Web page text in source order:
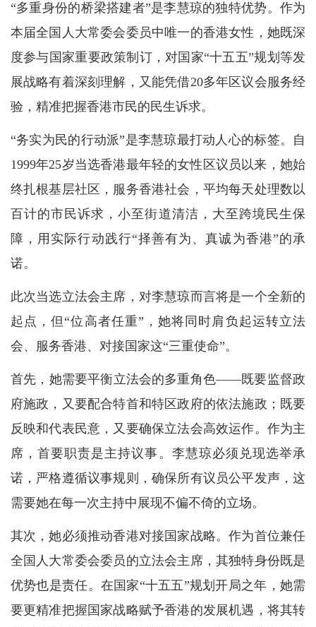
“多重身份的桥梁搭建者”是李慧琼的独特优势。作为
本届全国人大常委会委员中唯一的香港女性，她既深
度参与国家重要政策制订，对国家“十五五”规划等发
展战略有着深刻理解，又能凭借20多年区议会服务经
验，精准把握香港市民的民生诉求。
“务实为民的行动派”是李慧琼最打动人心的标签。自
1999年25岁当选香港最年轻的女性区议员以来，她始
终扎根基层社区，服务香港社会，平均每天处理数以
百计的市民诉求，小至街道清洁，大至跨境民生保
障，用实际行动践行“择善有为、真诚为香港”的承
诺。
此次当选立法会主席，对李慧琼而言将是一个全新的
起点，但“位高者任重”，她将同时肩负起运转立法
会、服务香港、对接国家这“三重使命”。
首先，她需要平衡立法会的多重角色——既要监督政
府施政，又要配合特首和特区政府的依法施政；既要
反映和代表民意，又要确保立法会高效运作。作为主
席，首要职责是主持议事。李慧琼必须兑现选举承
诺，严格遵循议事规则，确保所有议员公平发声，这
需要她在每一次主持中展现不偏不倚的立场。
其次，她必须推动香港对接国家战略。作为首位兼任
全国人大常委会委员的立法会主席，其独特身份既是
优势也是责任。在国家“十五五”规划开局之年，她需
要更精准把握国家战略赋予香港的发展机遇，将其转